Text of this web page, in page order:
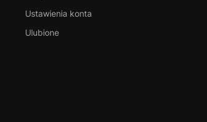
Ustawienia konta
Ulubione